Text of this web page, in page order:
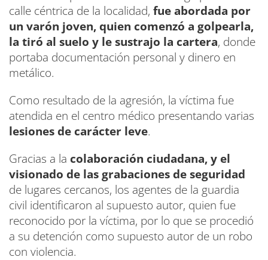
calle céntrica de la localidad, fue abordada por
un varón joven, quien comenzó a golpearla,
la tiró al suelo y le sustrajo la cartera, donde
portaba documentación personal y dinero en
metálico.
Como resultado de la agresión, la víctima fue
atendida en el centro médico presentando varias
lesiones de carácter leve.
Gracias a la colaboración ciudadana, y el
visionado de las grabaciones de seguridad
de lugares cercanos, los agentes de la guardia
civil identificaron al supuesto autor, quien fue
reconocido por la víctima, por lo que se procedió
a su detención como supuesto autor de un robo
con violencia.